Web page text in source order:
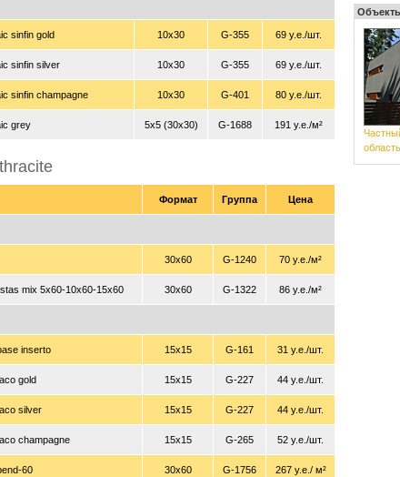
sinfin gold 10x30 G-355 69 у.е./шт.
sinfin silver 10x30 G-355 69 у.е./шт.
sinfin champagne 10x30 G-401 80 у.е./шт.
grey 5x5 (30x30) G-1688 191 у.е./м²
Формат Группа Цена
30x60 G-1240 70 у.е./м²
mix 5x60-10x60-15x60 30x60 G-1322 86 у.е./м²
inserto 15x15 G-161 31 у.е./шт.
gold 15x15 G-227 44 у.е./шт.
silver 15x15 G-227 44 у.е./шт.
champagne 15x15 G-265 52 у.е./шт.
60 30x60 G-1756 267 у.е./ м²
область